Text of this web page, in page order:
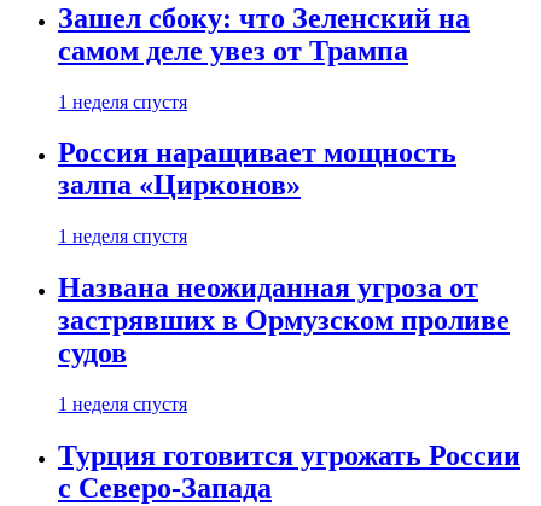
Зашел сбоку: что Зеленский на
самом деле увез от Трампа
1 неделя спустя
Россия наращивает мощность
залпа «Цирконов»
1 неделя спустя
Названа неожиданная угроза от
застрявших в Ормузском проливе
судов
1 неделя спустя
Турция готовится угрожать России
с Северо-Запада